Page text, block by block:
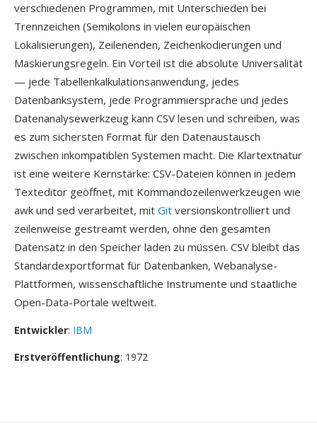
verschiedenen Programmen, mit Unterschieden bei
Trennzeichen (Semikolons in vielen europäischen
Lokalisierungen), Zeilenenden, Zeichenkodierungen und
Maskierungsregeln. Ein Vorteil ist die absolute Universalität
— jede Tabellenkalkulationsanwendung, jedes
Datenbanksystem, jede Programmiersprache und jedes
Datenanalysewerkzeug kann CSV lesen und schreiben, was
es zum sichersten Format für den Datenaustausch
zwischen inkompatiblen Systemen macht. Die Klartextnatur
ist eine weitere Kernstärke: CSV-Dateien können in jedem
Texteditor geöffnet, mit Kommandozeilenwerkzeugen wie
awk und sed verarbeitet, mit Git versionskontrolliert und
zeilenweise gestreamt werden, ohne den gesamten
Datensatz in den Speicher laden zu müssen. CSV bleibt das
Standardexportformat für Datenbanken, Webanalyse-
Plattformen, wissenschaftliche Instrumente und staatliche
Open-Data-Portale weltweit.
Entwickler: IBM
Erstveröffentlichung: 1972